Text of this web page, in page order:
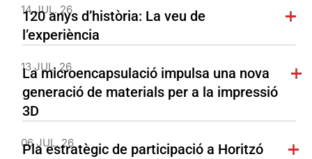
14 JUL. 26
120 anys d’història: La veu de
l’experiència
13 JUL. 26
La microencapsulació impulsa una nova
generació de materials per a la impressió
3D
06 JUL. 26
Pla estratègic de participació a Horitzó